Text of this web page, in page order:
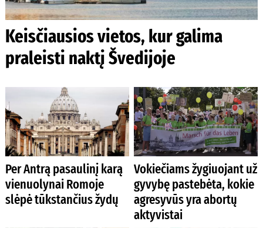
Keisčiausios vietos, kur galima
praleisti naktį Švedijoje
Per Antrą pasaulinį karą
vienuolynai Romoje
slėpė tūkstančius žydų
Vokiečiams žygiuojant už
gyvybę pastebėta, kokie
agresyvūs yra abortų
aktyvistai